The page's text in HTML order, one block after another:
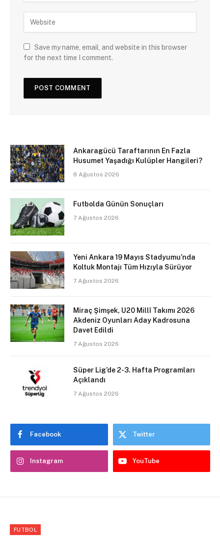
Save my name, email, and website in this browser
for the next time I comment.
Ankaragücü Taraftarının En Fazla
Husumet Yaşadığı Kulüpler Hangileri?
8 Ağustos 2026
Futbolda Günün Sonuçları
7 Ağustos 2026
Yeni Ankara 19 Mayıs Stadyumu’nda
Koltuk Montajı Tüm Hızıyla Sürüyor
7 Ağustos 2026
Miraç Şimşek, U20 Millî Takımı 2026
Akdeniz Oyunları Aday Kadrosuna
Davet Edildi
7 Ağustos 2026
Süper Lig’de 2-3. Hafta Programları
Açıklandı
7 Ağustos 2026
Facebook Twitter
Instagram YouTube
FUTBOL